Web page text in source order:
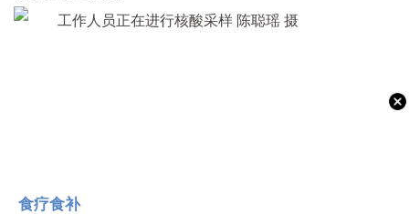
食疗食补